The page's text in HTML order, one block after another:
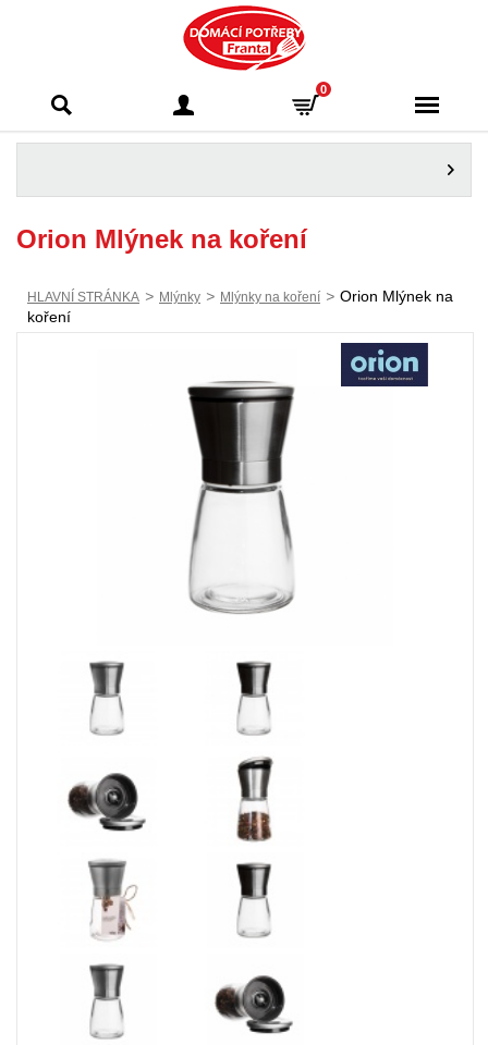
Franta - Příbram
0
Orion Mlýnek na koření
HLAVNÍ STRÁNKA > Mlýnky > Mlýnky na koření > Orion Mlýnek na
koření